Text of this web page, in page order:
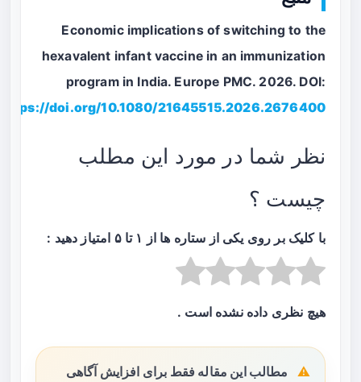
Economic implications of switching to the
hexavalent infant vaccine in an immunization
program in India. Europe PMC. 2026. DOI:
https://doi.org/10.1080/21645515.2026.2676400
نظر شما در مورد این مطلب
چیست ؟
با کلیک بر روی یکی از ستاره ها از ۱ تا ۵ امتیاز دهید :
هیچ نظری داده نشده است .
مطالب این مقاله فقط برای افزایش آگاهی